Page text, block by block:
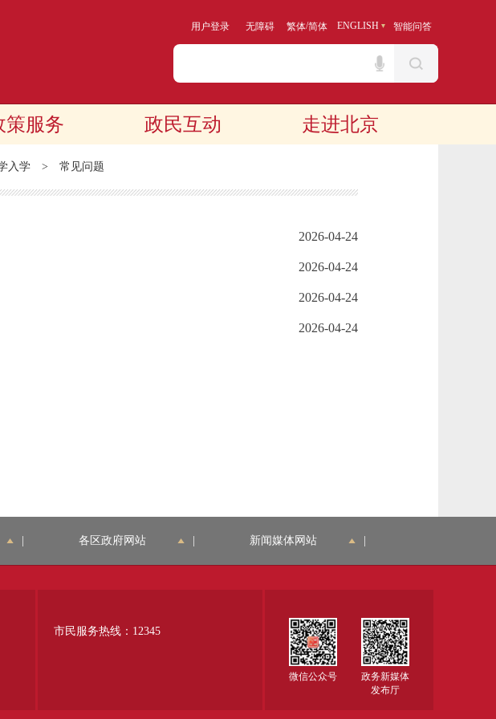
用户登录 无障碍 繁体/简体 ENGLISH 智能问答
策服务 政民互动 走进北京
入学 > 常见问题
2026-04-24
2026-04-24
2026-04-24
2026-04-24
各区政府网站 新闻媒体网站
市民服务热线：12345
微信公众号
政务新媒体
发布厅